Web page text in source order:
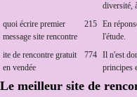
diversité,
quoi écrire premier
message site rencontre
215 En
l'étude.
ite de rencontre gratuit
en vendée
774 Il n'est
principes
Le meilleur site de